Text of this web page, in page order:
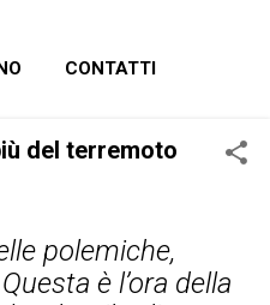
CONTATTI
del terremoto
polemiche,
è l’ora della